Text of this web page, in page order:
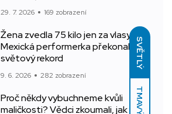
SVĚTLÝ
TMAVÝ
29. 7. 2026 169 zobrazení
Žena zvedla 75 kilo jen za vlasy.
Mexická performerka překonala
světový rekord
9. 6. 2026 282 zobrazení
Proč někdy vybuchneme kvůli
maličkosti? Vědci zkoumali, jak